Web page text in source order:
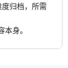
归档，所需
身。